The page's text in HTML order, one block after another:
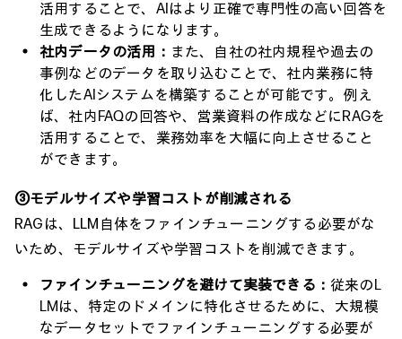
活用することで、AIはより正確で専門性の高い回答を
生成できるようになります。
社内データの活用： また、自社の社内規程や過去の
事例などのデータを取り込むことで、社内業務に特
化したAIシステムを構築することが可能です。例え
ば、社内FAQの回答や、営業資料の作成などにRAGを
活用することで、業務効率を大幅に向上させること
ができます。
③モデルサイズや学習コストが削減される
RAGは、LLM自体をファインチューニングする必要がな
いため、モデルサイズや学習コストを削減できます。
ファインチューニングを避けて実装できる： 従来のL
LMは、特定のドメインに特化させるために、大規模
なデータセットでファインチューニングする必要が